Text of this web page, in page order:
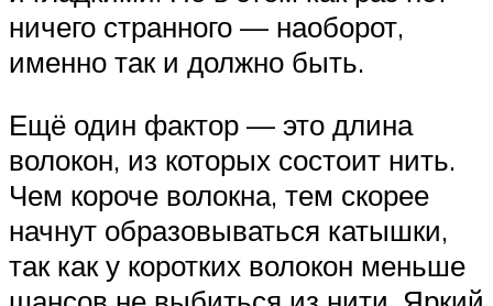
ничего странного — наоборот,
именно так и должно быть.
Ещё один фактор — это длина
волокон, из которых состоит нить.
Чем короче волокна, тем скорее
начнут образовываться катышки,
так как у коротких волокон меньше